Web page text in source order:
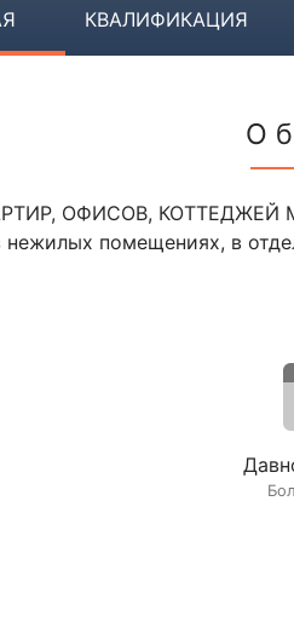
КВАЛИФИКАЦИЯ
О
ОФИСОВ, КОТТЕДЖЕЙ
нежилых помещениях, в